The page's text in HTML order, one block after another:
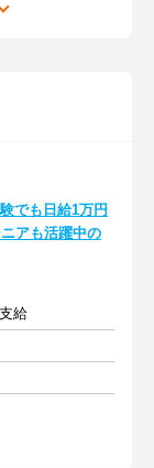
でも日給1万円
アも活躍中の
給